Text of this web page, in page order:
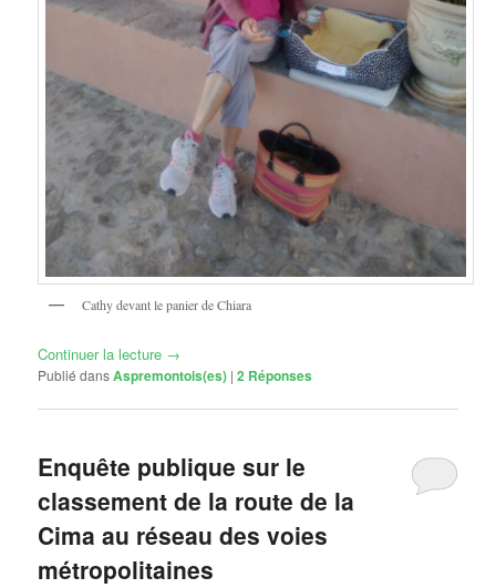
Cathy devant le panier de Chiara
Continuer la lecture →
Publié dansAspremontois(es) |2 Réponses
Enquête publique sur le
classement de la route de la
Cima au réseau des voies
métropolitaines